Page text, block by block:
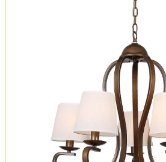
Обмен и возврат
FAQ
Отзывы